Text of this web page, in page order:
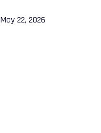
May 22, 2026